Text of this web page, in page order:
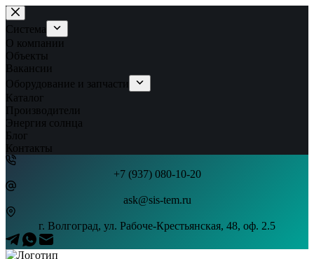
Перейти
к
сути
Система
О компании
Объекты
Вакансии
Оборудование и запчасти
Каталог
Производители
Энергия солнца
Блог
Контакты
+7 (937) 080-10-20
ask@sis-tem.ru
г. Волгоград, ул. Рабоче-Крестьянская, 48, оф. 2.5